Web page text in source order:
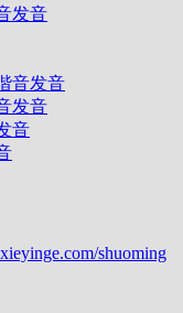
发音
发音
shuoming